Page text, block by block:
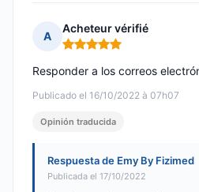
A
Acheteur vérifié
Nota: 5 de 5
Publicado el 16/10/2022 à 07h07
Responder a los correos
Opinión traducida
Respuesta de Emy By Fizimed
Publicada el 17/10/2022